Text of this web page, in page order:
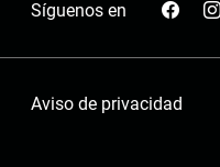
Síguenos en
Aviso de privacidad